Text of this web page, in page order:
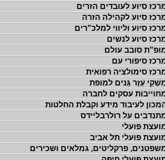
סיוע לעובדים הזרים
סיוע לקהילה הזרה
סיוע וליווי למלכ"רים
סיוע לנשים
סובב עולם
סיפורי עם
סימולציה רפואית
עֵזֶר גַּנים למופת
עסקים לחברה
לעיבוד מידע וקבלת החלטות
על רולרבליידס
פועלי
פועלי תל אביב
פרקליטים, גמלאים ושכירים